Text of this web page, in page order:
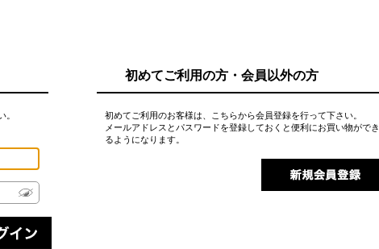
。
初めてご利用の方・会員以外の方
初めてご利用のお客様は、こちらから会員登録を行って下さい。
メールアドレスとパスワードを登録しておくと便利にお買い物ができ
るようになります。